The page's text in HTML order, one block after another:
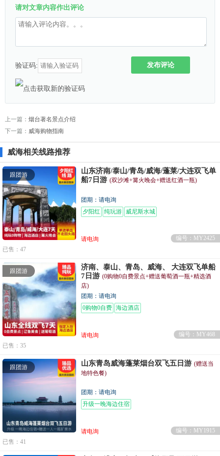
请对文章内容作出评论
验证码: 发布评论
上一篇： 烟台著名景点介绍
下一篇： 威海购物指南
威海相关线路推荐
跟团游
山东济南/泰山/青岛/威海/蓬莱/大连双飞单
船7日游 (双沙滩+篝火晚会+赠送红酒一瓶)
团期：请电询
夕阳红
纯玩游 威尼斯水城
请电询
编号：MY2425
已售：47
跟团游
济南、泰山、青岛、威海、 大连双飞单船
7日游 (0购物0自费景点+赠送葡萄酒一瓶+精选酒
店)
团期：请电询
0购物0自费 海边酒店
请电询
编号：MY468
已售：35
跟团游 山东青岛威海蓬莱烟台双飞五日游 (赠送当
地特色餐)
团期：请电询
升级一晚海边住宿
请电询
编号：MY1915
已售：41